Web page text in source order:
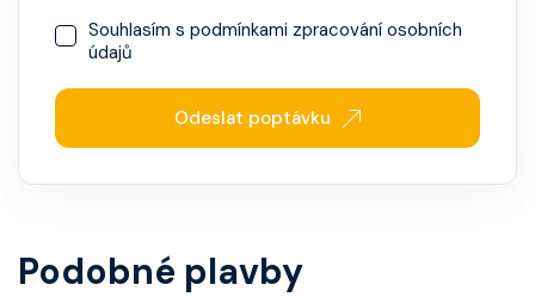
Souhlasím s podmínkami zpracování osobních
údajů
Odeslat poptávku
Podobné plavby